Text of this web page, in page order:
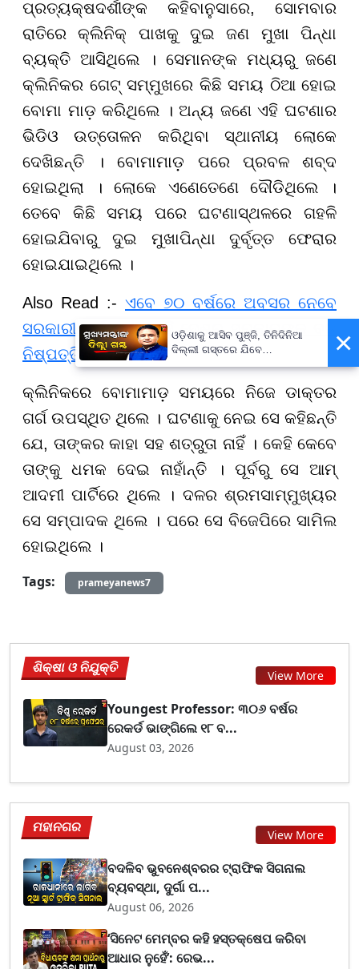
ପ୍ରତ୍ୟକ୍ଷଦର୍ଶୀଙ୍କ କହିବାନୁସାରେ, ସୋମବାର
ରାତିରେ କ୍ଲିନିକ୍ ପାଖକୁ ଦୁଇ ଜଣ ମୁଖା ପିନ୍ଧା
ବ୍ୟକ୍ତି ଆସିଥିଲେ । ସେମାନଙ୍କ ମଧ୍ୟରୁ ଜଣେ
କ୍ଲିନିକର ଗେଟ୍ ସମ୍ମୁଖରେ କିଛି ସମୟ ଠିଆ ହୋଇ
ବୋମା ମାଡ଼ କରିଥିଲେ । ଅନ୍ୟ ଜଣେ ଏହି ଘଟଣାର
ଭିଡିଓ ଉତ୍ତୋଳନ କରିଥିବା ସ୍ଥାନୀୟ ଲୋକେ
ଦେଖିଛନ୍ତି । ବୋମାମାଡ଼ ପରେ ପ୍ରବଳ ଶବ୍ଦ
ହୋଇଥିଲା । ଲୋକେ ଏଣେତେଣେ ଦୌଡିଥିଲେ ।
ତେବେ କିଛି ସମୟ ପରେ ଘଟଣାସ୍ଥଳରେ ଗହଳି
ହୋଇଯିବାରୁ ଦୁଇ ମୁଖାପିନ୍ଧା ଦୁର୍ବୃତ୍ତ ଫେରାର
ହୋଇଯାଇଥିଲେ ।
Also Read :- ଏବେ ୭୦ ବର୍ଷରେ ଅବସର ନେବେ
ସରକାରୀ କର୍ମଚାରୀ ! ଏହି ଦେଶର ସରକାରଙ୍କ ବଡ
ନିଷ୍ପତ୍ତି
କ୍ଲିନିକରେ ବୋମାମାଡ଼ ସମୟରେ ନିଜେ ଡାକ୍ତର
ଗର୍ଗ ଉପସ୍ଥିତ ଥିଲେ । ଘଟଣାକୁ ନେଇ ସେ କହିଛନ୍ତି
ଯେ, ତାଙ୍କର କାହା ସହ ଶତ୍ରୁତା ନାହିଁ । କେହି କେବେ
ତାଙ୍କୁ ଧମକ ଦେଇ ନାହାଁନ୍ତି । ପୂର୍ବରୁ ସେ ଆମ୍
ଆଦମୀ ପାର୍ଟିରେ ଥିଲେ । ଦଳର ଶ୍ରମସାମ୍ମୁଖ୍ୟର
ସେ ସମ୍ପାଦକ ଥିଲେ । ପରେ ସେ ବିଜେପିରେ ସାମିଲ
ହୋଇଥିଲେ ।
Tags:
prameyanews7
ଶିକ୍ଷା ଓ ନିଯୁକ୍ତି View More
Youngest Professor: ୩୦୬ ବର୍ଷର
ରେକର୍ଡ ଭାଙ୍ଗିଲେ ୧୮ ବ...
August 03, 2026
ମହାନଗର View More
ବଦଳିବ ଭୁବନେଶ୍ବରର ଟ୍ରାଫିକ ସିଗନାଲ
ବ୍ୟବସ୍ଥା, ଦୁର୍ଗା ପ...
August 06, 2026
‘ସିନେଟ ମେମ୍ବର କହି ହସ୍ତକ୍ଷେପ କରିବା
ଆଧାର ନୁହେଁ’: ରେଭ...
×
ଓଡ଼ିଶାକୁ ଆସିବ ପୁଞ୍ଜି, ତିନିଦିନିଆ
ଦିଲ୍ଲୀ ଗସ୍ତରେ ଯିବେ